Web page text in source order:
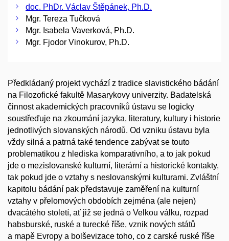
doc. PhDr. Václav Štěpánek, Ph.D.
Mgr. Tereza Tučková
Mgr. Isabela Vaverková, Ph.D.
Mgr. Fjodor Vinokurov, Ph.D.
Předkládaný projekt vychází z tradice slavistického bádání
na Filozofické fakultě Masarykovy univerzity. Badatelská
činnost akademických pracovníků ústavu se logicky
soustřeďuje na zkoumání jazyka, literatury, kultury i historie
jednotlivých slovanských národů. Od vzniku ústavu byla
vždy silná a patrná také tendence zabývat se touto
problematikou z hlediska komparativního, a to jak pokud
jde o mezislovanské kulturní, literární a historické kontakty,
tak pokud jde o vztahy s neslovanskými kulturami. Zvláštní
kapitolu bádání pak představuje zaměření na kulturní
vztahy v přelomových obdobích zejména (ale nejen)
dvacátého století, ať již se jedná o Velkou válku, rozpad
habsburské, ruské a turecké říše, vznik nových států
a mapě Evropy a bolševizace toho, co z carské ruské říše